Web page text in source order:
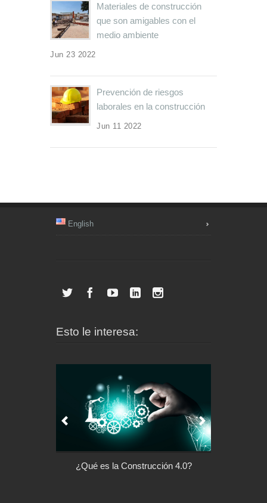
Materiales de construcción
que son amigables con el
medio ambiente
Jun 23 2022
Prevención de riesgos
laborales en la construcción
Jun 11 2022
English
Esto le interesa:
¿Qué es la Construcción 4.0?